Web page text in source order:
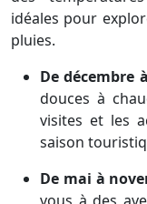
idéales pour
pluies.
De décembre
douces à
visites et les
saison
De mai à